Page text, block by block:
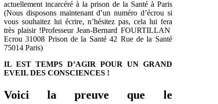
actuellement incarcéré à la prison de la Santé à Paris
(Nous disposons maintenant d’un numéro d’écrou si
vous souhaitez lui écrire, n’hésitez pas, cela lui fera
très plaisir !Professeur Jean-Bernard FOURTILLAN
Ecrou 31008 Prison de la Santé 42 Rue de la Santé
75014 Paris)
IL EST TEMPS D’AGIR POUR UN GRAND
EVEIL DES CONSCIENCES !
Voici la preuve que le